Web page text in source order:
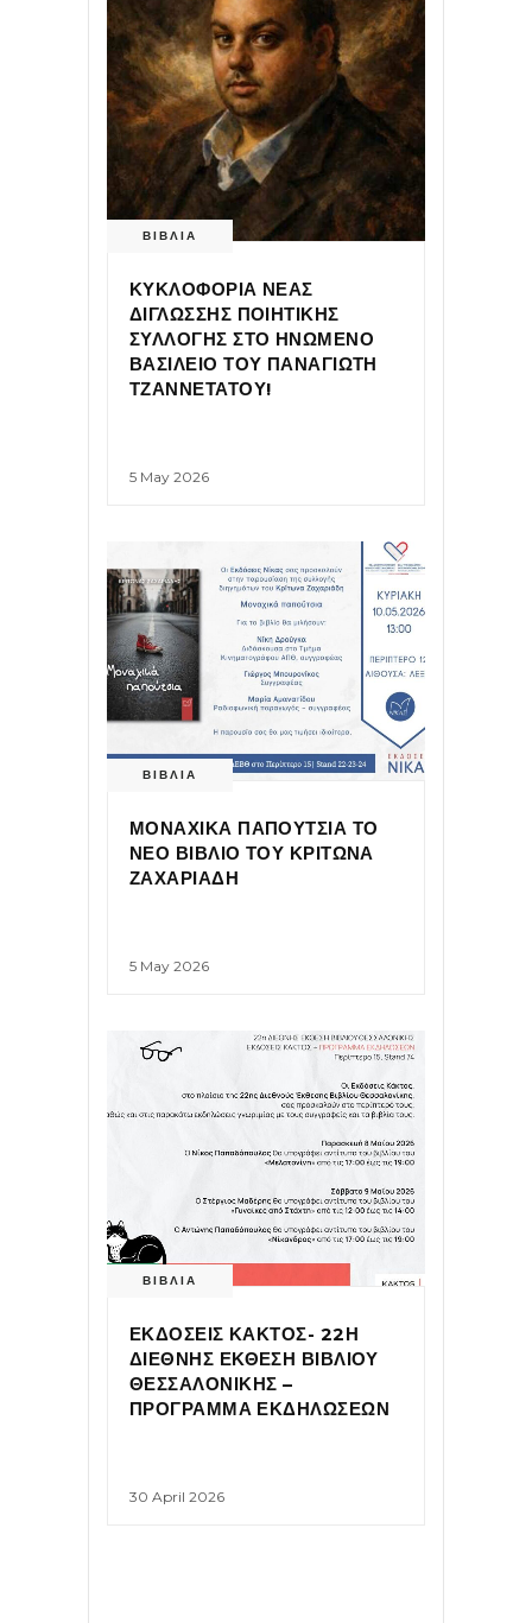
ΒΙΒΛΙΑ
ΚΥΚΛΟΦΟΡΙΑ ΝΕΑΣ
ΔΙΓΛΩΣΣΗΣ ΠΟΙΗΤΙΚΗΣ
ΣΥΛΛΟΓΗΣ ΣΤΟ ΗΝΩΜΕΝΟ
ΒΑΣΙΛΕΙΟ ΤΟΥ ΠΑΝΑΓΙΩΤΗ
ΤΖΑΝΝΕΤΑΤΟΥ!
5 May 2026
ΒΙΒΛΙΑ
ΜΟΝΑΧΙΚΑ ΠΑΠΟΥΤΣΙΑ ΤΟ
ΝΕΟ ΒΙΒΛΙΟ ΤΟΥ ΚΡΙΤΩΝΑ
ΖΑΧΑΡΙΑΔΗ
5 May 2026
ΒΙΒΛΙΑ
ΕΚΔΟΣΕΙΣ ΚΑΚΤΟΣ- 22Η
ΔΙΕΘΝΗΣ ΕΚΘΕΣΗ ΒΙΒΛΙΟΥ
ΘΕΣΣΑΛΟΝΙΚΗΣ –
ΠΡΟΓΡΑΜΜΑ ΕΚΔΗΛΩΣΕΩΝ
30 April 2026